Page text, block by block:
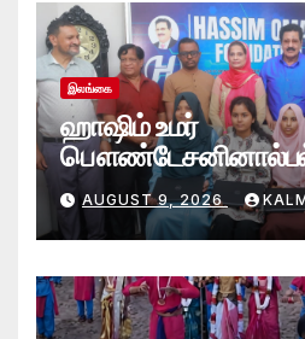
இலங்கை
ஹாஷிம் உமர்
மாணவர்களுக்குமடி
அன்பளிப்பு.!
AUGUST 9, 2026